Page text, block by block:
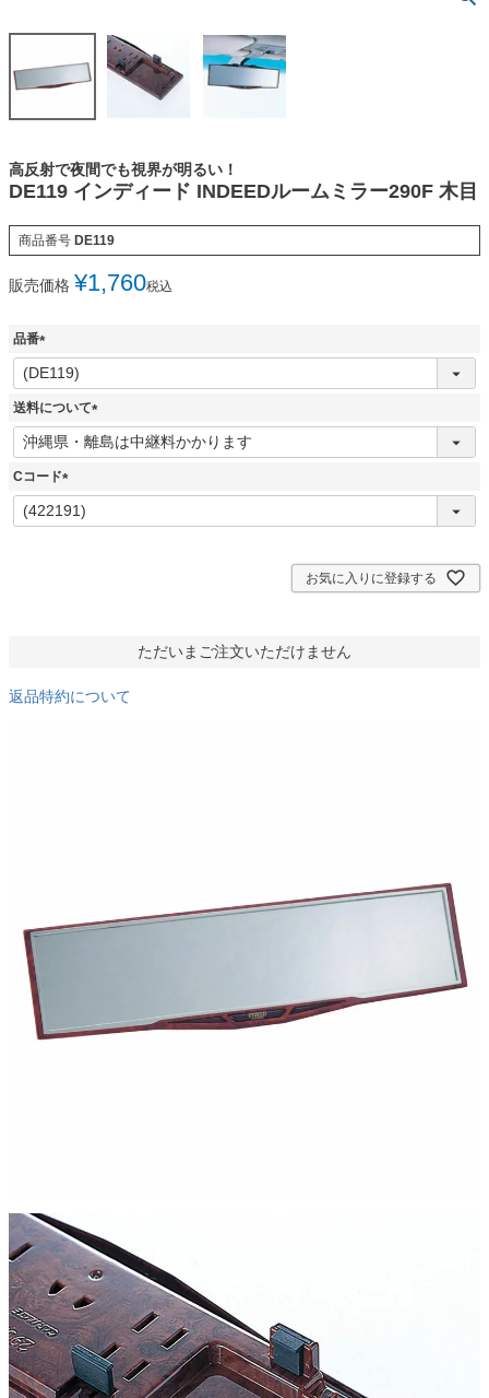
高反射で夜間でも視界が明るい！
DE119 インディード INDEEDルームミラー290F 木目
商品番号 DE119
販売価格 ¥1,760税込
品番
(
必
須
送料について
(
必
Cコード
(
必
お気に入りに登録する
ただいまご注文いただけません
返品特約について